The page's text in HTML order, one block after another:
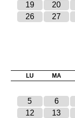
19
20
26
27
LU MA
5
6
12
13